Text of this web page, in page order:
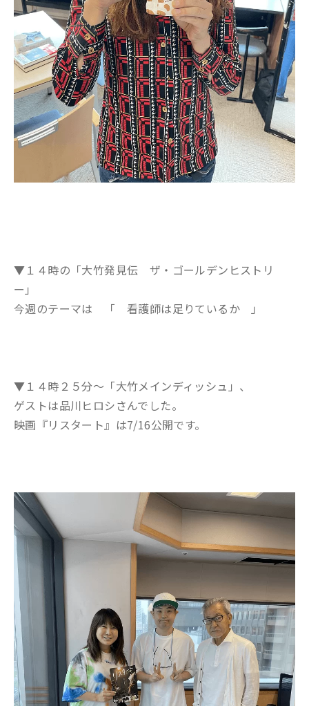
▼１４時の「大竹発見伝 ザ・ゴールデンヒストリ
ー」
今週のテーマは 「 看護師は足りているか 」
▼１４時２５分～「大竹メインディッシュ」、
ゲストは品川ヒロシさんでした。
映画『リスタート』は7/16公開です。